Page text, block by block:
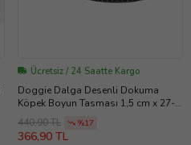
Ücretsiz / 24 Saatte Kargo
Doggie Dalga Desenli Dokuma
Köpek Boyun Tasması 1,5 cm x 27-
40 cm Siyah
440,90 TL %17
366,90 TL